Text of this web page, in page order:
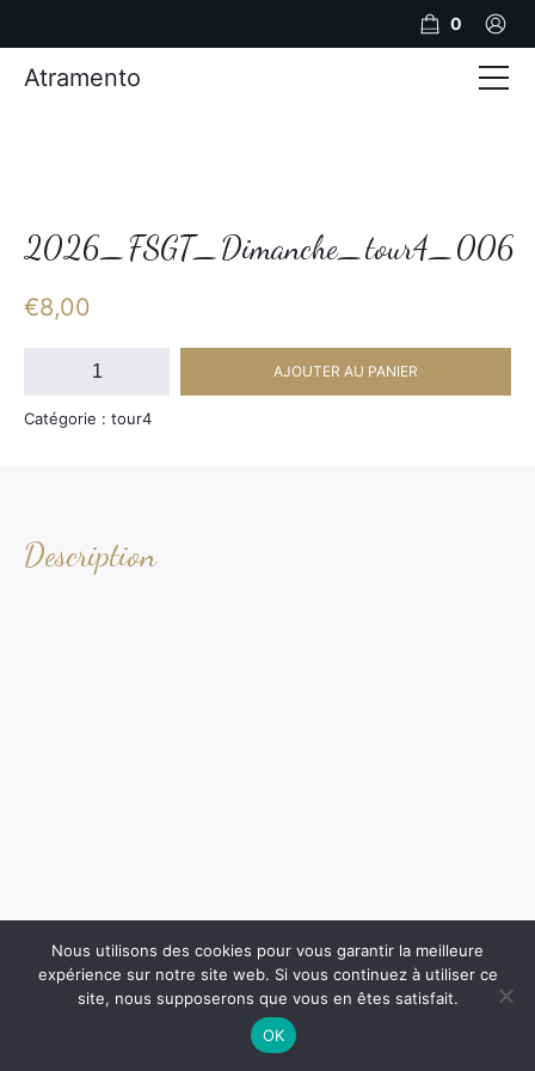
2026_FSGT_Dimanche_tour4_006
€8,00
quantité
2026_FSGT_Dimanche_tour4_006
AJOUTER AU PANIER
Catégorie : tour4
Description
0
Atramento
Photos
Nous utilisons des cookies pour vous garantir la meilleure
expérience sur notre site web. Si vous continuez à utiliser ce
site, nous supposerons que vous en êtes satisfait.
OK